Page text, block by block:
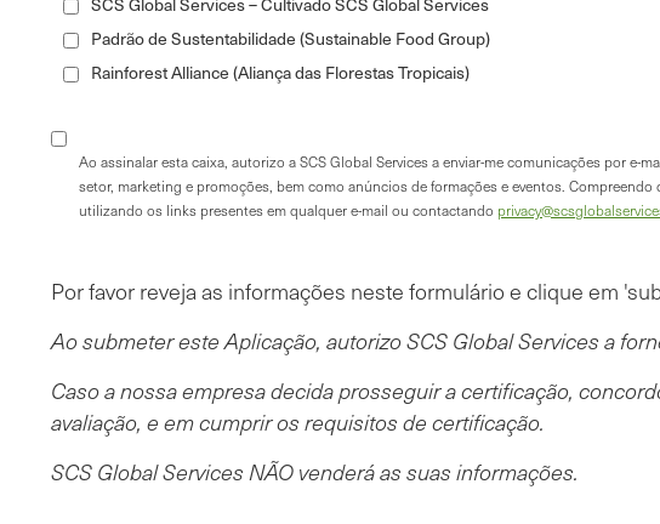
SCS Global Services – Cultivado SCS Global Services
Padrão de Sustentabilidade (Sustainable Food Group)
Rainforest Alliance (Aliança das Florestas Tropicais)
Ao assinalar esta caixa, autorizo a SCS Global Services a enviar-me comunicações por
setor, marketing e promoções, bem como anúncios de formações e eventos.
utilizando os links presentes em qualquer e-mail ou contactando
Por favor reveja as informações neste formulário e clique em
Ao submeter este Aplicação, autorizo SCS Global Services a
Caso a nossa empresa decida prosseguir a certificação,
avaliação, e em cumprir os requisitos de certificação.
SCS Global Services NÃO venderá as suas informações.